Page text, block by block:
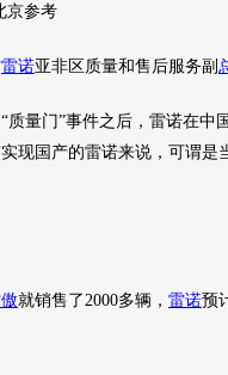
京参考
雷诺亚非区质量和售后服务副
量门”事件之后， 雷诺在中
现国产的雷诺来说，可谓是
就销售了2000多辆， 雷诺预